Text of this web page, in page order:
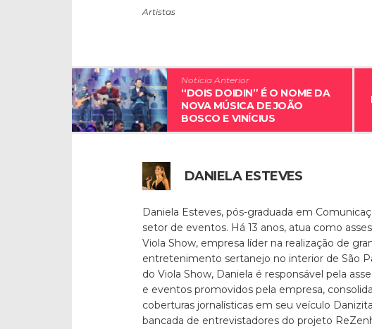
Artistas
Notícia Anterior
“DOIS DOIDIN” É O NOME DA
NOVA MÚSICA DE JOÃO
BOSCO E VINÍCIUS
DANIELA ESTEVES
Daniela Esteves, pós-graduada em
setor de eventos. Há 13 anos, atua como
Viola Show, empresa líder na realização de
entretenimento sertanejo no interior de São
do Viola Show, Daniela é responsável pela
e eventos promovidos pela empresa,
coberturas jornalísticas em seu veículo
bancada de entrevistadores do projeto